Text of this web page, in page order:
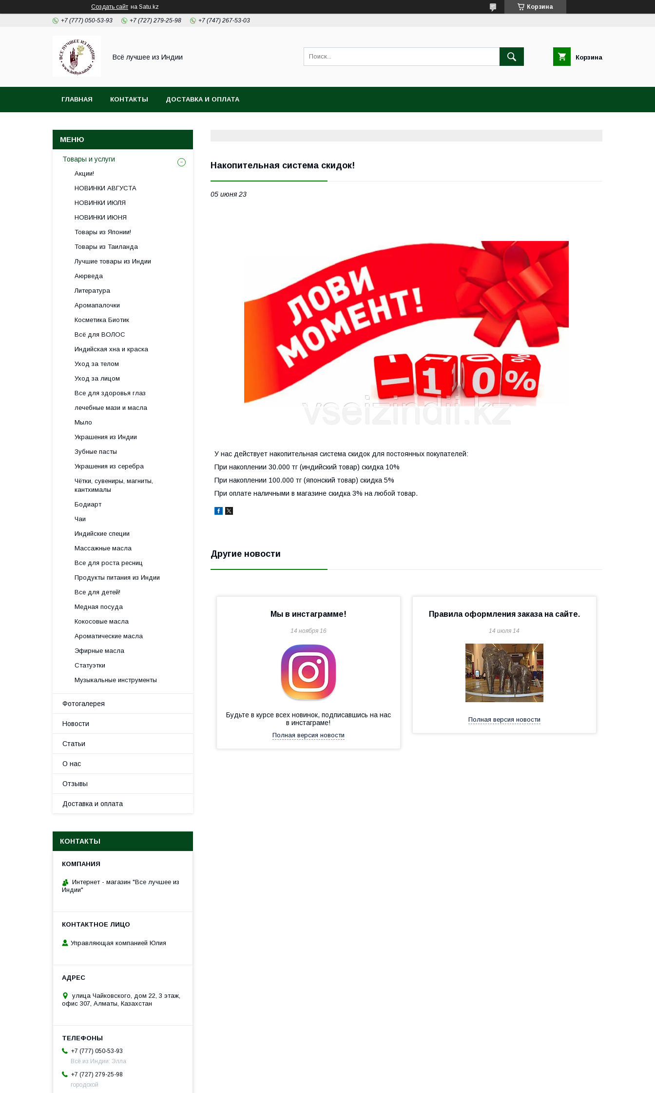
Создать сайт на Satu.kz Корзина
+7 (777) 050-53-93 +7 (727) 279-25-98 +7 (747) 267-53-03
Всё лучшее из Индии Корзина
ГЛАВНАЯ КОНТАКТЫ ДОСТАВКА И ОПЛАТА
Накопительная система скидок!
05 июня 23
У нас действует накопительная система скидок для постоянных покупателей:
При накоплении 30.000 тг (индийский товар) скидка 10%
При накоплении 100.000 тг (японский товар) скидка 5%
При оплате наличными в магазине скидка 3% на любой товар.
Другие новости
Мы в инстаграмме!
14 ноября 16
Будьте в курсе всех новинок, подписавшись на нас
в инстаграме!
Полная версия новости
Правила оформления заказа на сайте.
14 июля 14
Полная версия новости
Товары и услуги
Акции!
НОВИНКИ АВГУСТА
НОВИНКИ ИЮЛЯ
НОВИНКИ ИЮНЯ
Товары из Японии!
Товары из Таиланда
Лучшие товары из Индии
Аюрведа
Литература
Аромапалочки
Косметика Биотик
Всё для ВОЛОС
Индийская хна и краска
Уход за телом
Уход за лицом
Все для здоровья глаз
лечебные мази и масла
Мыло
Украшения из Индии
Зубные пасты
Украшения из серебра
Чётки, сувениры, магниты,
кантхималы
Бодиарт
Чаи
Индийские специи
Массажные масла
Все для роста ресниц
Продукты питания из Индии
Все для детей!
Медная посуда
Кокосовые масла
Ароматические масла
Эфирные масла
Статуэтки
Музыкальные инструменты
Фотогалерея
Новости
Статьи
О нас
Отзывы
Доставка и оплата
КОНТАКТЫ
Интернет - магазин "Все лучшее из
Индии"
Управляющая компанией Юлия
улица Чайковского, дом 22, 3 этаж,
офис 307, Алматы, Казахстан
+7 (777) 050-53-93
Всё из Индии: Элла
+7 (727) 279-25-98
городской